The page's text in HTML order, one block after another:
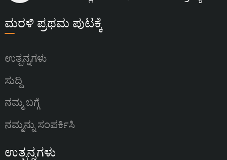
ಮರಳಿ ಪ್ರಥಮ ಪುಟಕ್ಕೆ
ಉತ್ಪನ್ನಗಳು
ಸುದ್ದಿ
ನಮ್ಮ ಬಗ್ಗೆ
ನಮ್ಮನ್ನು ಸಂಪರ್ಕಿಸಿ
ಉತ್ಪನ್ನಗಳು